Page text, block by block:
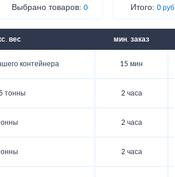
Выбрано товаров: 0 Итого:0 руб.
вес мин. заказ
контейнера 15 мин
тонны 2 часа
2 часа
2 часа